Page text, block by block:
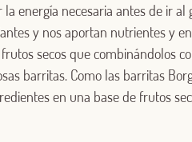
energía necesaria antes de ir al
y nos aportan nutrientes y
secos que combinándolos
barritas. Como las barritas
en una base de frutos
Google
con Facebook